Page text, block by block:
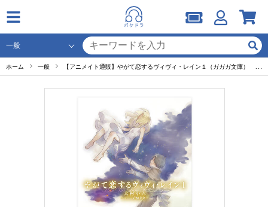
ホーム 一般 【アニメイト通販】やがて恋するヴィヴィ・レイン１（ガガガ文庫） セット